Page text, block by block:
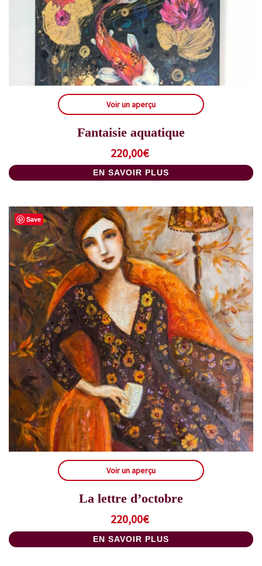
Voir un aperçu
Fantaisie aquatique
220,00€
EN SAVOIR PLUS
Save
Voir un aperçu
La lettre d’octobre
220,00€
EN SAVOIR PLUS